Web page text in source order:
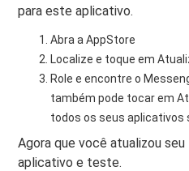
para este aplicativo.
Abra a AppStore
Localize e toque em
Role e encontre o
também pode tocar em
todos os seus aplicativos
Agora que você atualizou
aplicativo e teste.